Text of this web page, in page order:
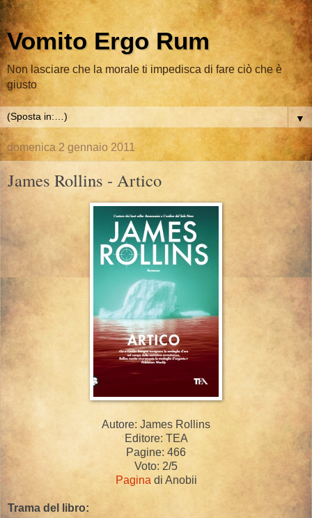
Vomito Ergo Rum
Non lasciare che la morale ti impedisca di fare ciò che è
giusto
▼
domenica 2 gennaio 2011
James Rollins - Artico
Autore: James Rollins
Editore: TEA
Pagine: 466
Voto: 2/5
Pagina di Anobii
Trama del libro: